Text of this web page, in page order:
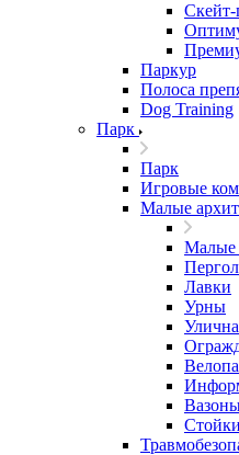
Скейт-
Паркур
Полоса
Dog Training
Парк
Парк
Игровые
Малые
Малые
Лавки
Урны